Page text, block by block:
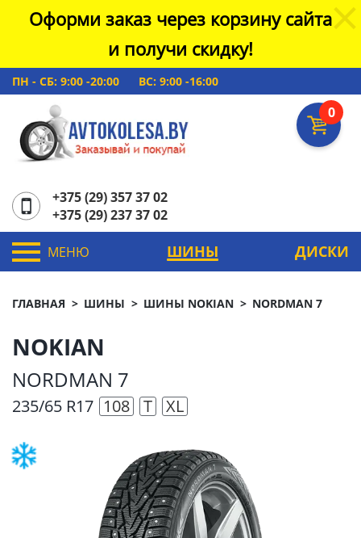
Оформи заказ через корзину сайта
и получи скидку!
ПН - СБ: 9:00 -20:00 ВС: 9:00 -16:00
0
+375 (29) 357 37 02
+375 (29) 237 37 02
МЕНЮ ШИНЫ ДИСКИ
ГЛАВНАЯ ШИНЫ ШИНЫ NOKIAN NORDMAN 7
NOKIAN
NORDMAN 7
235/65 R17 108 T XL